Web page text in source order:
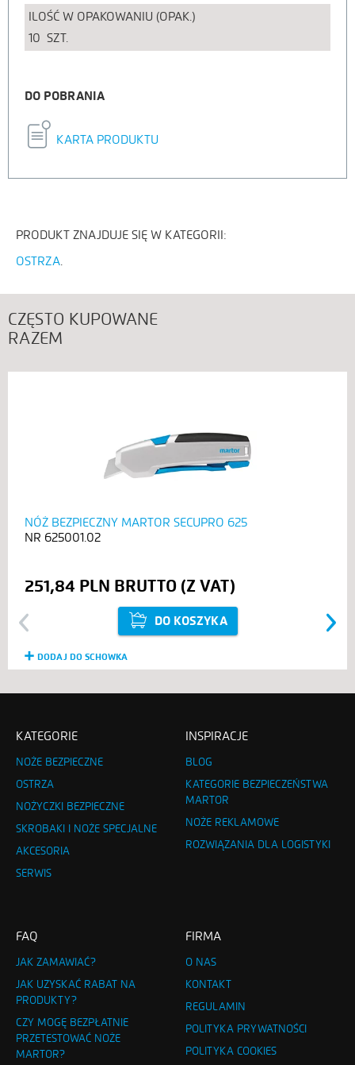
ILOŚĆ W OPAKOWANIU (OPAK.)
10 SZT.
DO POBRANIA
KARTA PRODUKTU
PRODUKT ZNAJDUJE SIĘ W KATEGORII:
OSTRZA
CZĘSTO KUPOWANE
RAZEM
Previous
NÓŻ BEZPIECZNY MARTOR SECUPRO 625
625001.02
251,84 PLN
DO KOSZYKA
DODAJ DO SCHOWKA
Next
KATEGORIE
NOŻE BEZPIECZNE
OSTRZA
NOŻYCZKI BEZPIECZNE
SKROBAKI I NOŻE SPECJALNE
AKCESORIA
SERWIS
INSPIRACJE
BLOG
KATEGORIE BEZPIECZEŃSTWA
MARTOR
NOŻE REKLAMOWE
ROZWIĄZANIA DLA LOGISTYKI
FAQ
JAK ZAMAWIAĆ?
JAK UZYSKAĆ RABAT NA
PRODUKTY?
CZY MOGĘ BEZPŁATNIE
PRZETESTOWAĆ NOŻE
MARTOR?
FIRMA
O NAS
KONTAKT
REGULAMIN
POLITYKA PRYWATNOŚCI
POLITYKA COOKIES